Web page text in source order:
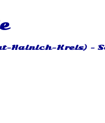
Hainich-Kreis) -